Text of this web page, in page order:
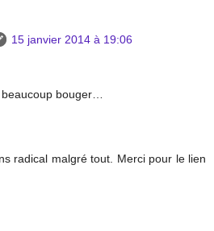
15 janvier 2014 à 19:06
bouger…
radical malgré tout. Merci pour le lien